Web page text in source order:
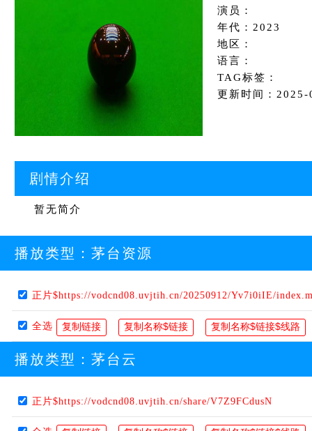
演员：
年代：2023
地区：
语言：
TAG标签：
更新时间：
剧情介绍
暂无简介
播放类型： 茅台资源
正片$https://vodcnd08.uvjtih.cn/20250912/Yv7i0iIE/
全选
播放类型： 茅台云
正片$https://vodcnd08.uvjtih.cn/share/V7Z9FCdusN